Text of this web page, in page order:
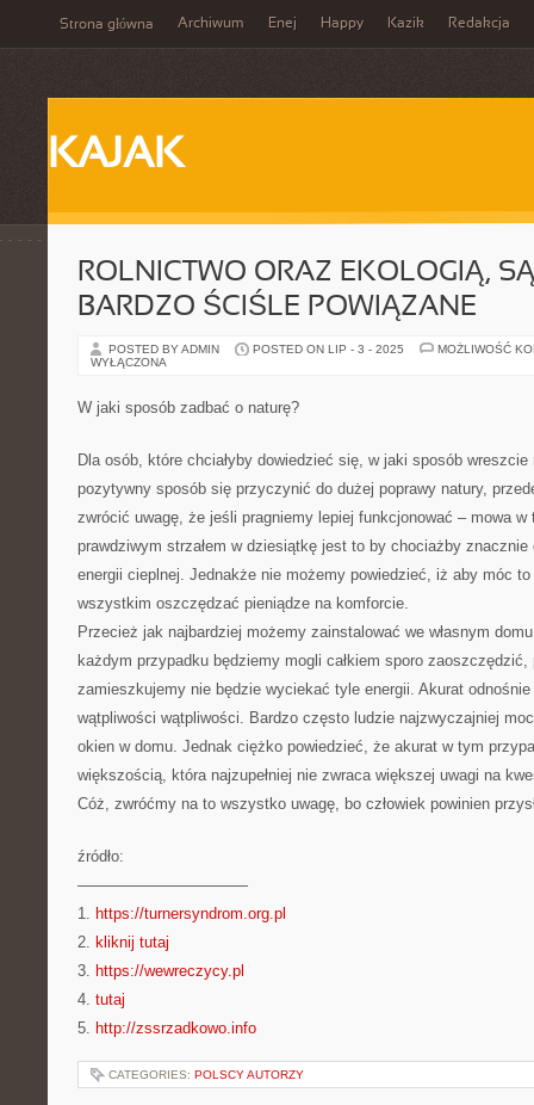
Strona główna Archiwum Enej Happy Kazik Redakcja
KAJAK
ROLNICTWO ORAZ EKOLOGIĄ,
BARDZO ŚCIŚLE POWIĄZANE
POSTED BY ADMIN POSTED ON LIP - 3 - 2025
MOŻLIWOŚĆ
WYŁĄCZONA
W jaki sposób zadbać o naturę?
Dla osób, które chciałyby dowiedzieć się, w jaki sposób
pozytywny sposób się przyczynić do dużej poprawy natury,
zwrócić uwagę, że jeśli pragniemy lepiej funkcjonować – mowa
prawdziwym strzałem w dziesiątkę jest to by chociażby
energii cieplnej. Jednakże nie możemy powiedzieć, iż aby móc
wszystkim oszczędzać pieniądze na komforcie.
Przecież jak najbardziej możemy zainstalować we własnym
każdym przypadku będziemy mogli całkiem sporo
zamieszkujemy nie będzie wyciekać tyle energii. Akurat
wątpliwości wątpliwości. Bardzo często ludzie najzwyczajniej
okien w domu. Jednak ciężko powiedzieć, że akurat w tym
większością, która najzupełniej nie zwraca większej uwagi na
Cóż, zwróćmy na to wszystko uwagę, bo człowiek powinien
źródło:
———————————
1. https://turnersyndrom.org.pl
2. kliknij tutaj
3. https://wewreczycy.pl
4. tutaj
5. http://zssrzadkowo.info
CATEGORIES: POLSCY AUTORZY